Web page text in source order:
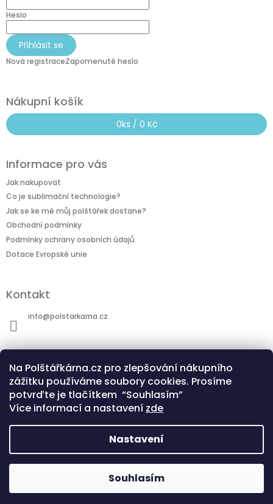
Na Polštářkárna.cz pro zlepšování nákupního
zážitku používáme soubory cookies. Prosíme
potvrďte je tlačítkem “Souhlasím”
Více informací a nastavení zde
Nastavení
Souhlasím
Heslo
Přihlásit se
Nová registraceZapomenuté heslo
Nákupní košík
0ks / 0 Kč
Informace pro vás
Jak nakupovat
Co je sublimační technologie?
Jak se ke mě můj polštářek dostane?
Obchodní podmínky
Podmínky ochrany osobních údajů
Dotace Evropské unie
Kontakt
info@polstarkarna.cz
Dotace Evropské unie Co je sublimační technologie?
Copyright 2026Polštářkárna.cz
práva vyhrazena.Upravit nastavení cookies